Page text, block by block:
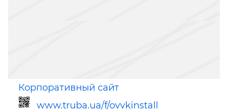
Корпоративный сайт
www.truba.ua/f/ovvkinstall